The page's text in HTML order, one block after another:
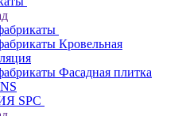
Кровельная
Фасадная плитка
SPC